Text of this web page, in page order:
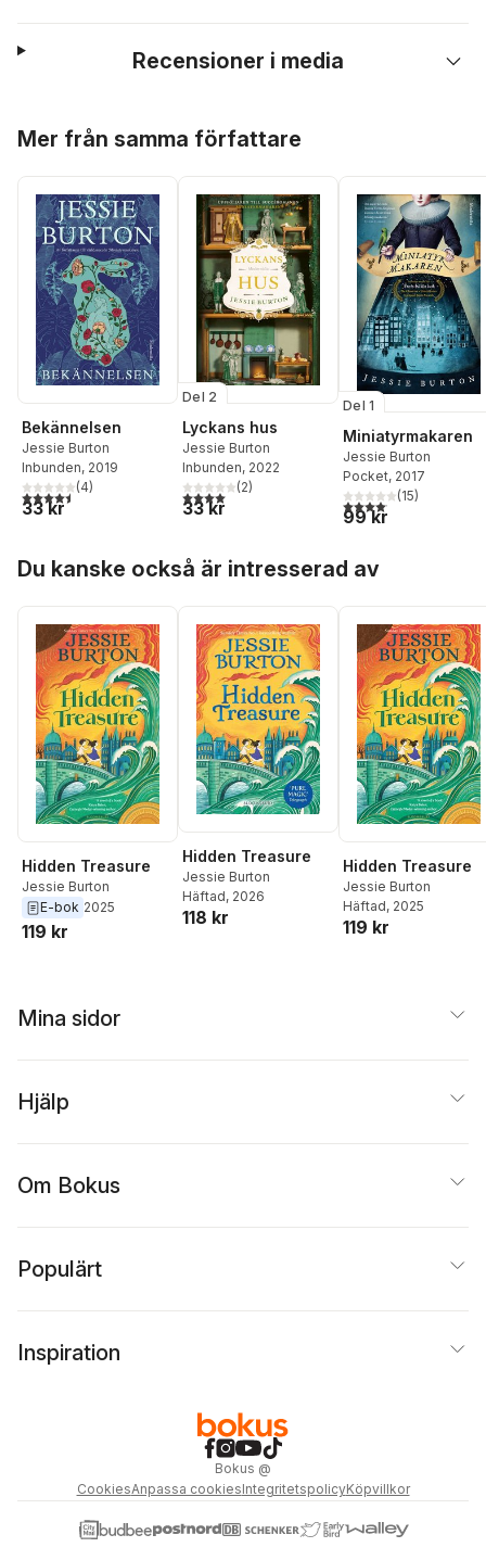
Recensioner i media
Mer från samma författare
Bekännelsen
Jessie Burton
Inbunden, 2019
4,5utav 5 stjärnor. Totalt antal röster:
(4)
33 kr
Del 2
Lyckans hus
Jessie Burton
Inbunden, 2022
4,0utav 5 stjärnor. Totalt antal röster:
(2)
33 kr
Del 1
Miniatyrmakaren
Jessie Burton
Pocket, 2017
4,1utav 5 stjärnor.
(15)
99 kr
Du kanske också är intresserad av
Hidden Treasure
Jessie Burton
E-bok 2025
119 kr
Hidden Treasure
Jessie Burton
Häftad, 2026
118 kr
Hidden Treasure
Jessie Burton
Häftad, 2025
119 kr
Mina sidor
Hjälp
Om Bokus
Populärt
Inspiration
Bokus @
CookiesAnpassa cookiesIntegritetspolicyKöpvillkor